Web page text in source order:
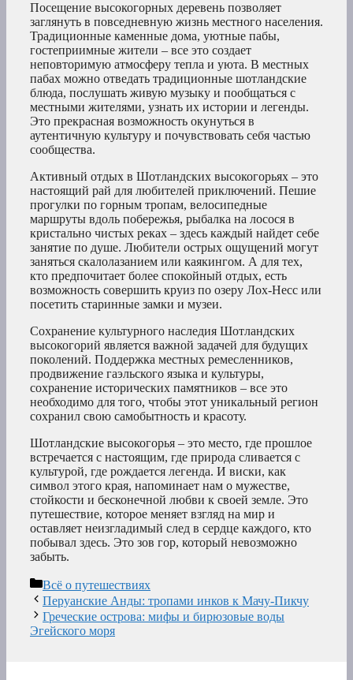
Посещение высокогорных деревень позволяет
заглянуть в повседневную жизнь местного населения.
Традиционные каменные дома, уютные пабы,
гостеприимные жители – все это создает
неповторимую атмосферу тепла и уюта. В местных
пабах можно отведать традиционные шотландские
блюда, послушать живую музыку и пообщаться с
местными жителями, узнать их истории и легенды.
Это прекрасная возможность окунуться в
аутентичную культуру и почувствовать себя частью
сообщества.
Активный отдых в Шотландских высокогорьях – это
настоящий рай для любителей приключений. Пешие
прогулки по горным тропам, велосипедные
маршруты вдоль побережья, рыбалка на лосося в
кристально чистых реках – здесь каждый найдет себе
занятие по душе. Любители острых ощущений могут
заняться скалолазанием или каякингом. А для тех,
кто предпочитает более спокойный отдых, есть
возможность совершить круиз по озеру Лох-Несс или
посетить старинные замки и музеи.
Сохранение культурного наследия Шотландских
высокогорий является важной задачей для будущих
поколений. Поддержка местных ремесленников,
продвижение гаэльского языка и культуры,
сохранение исторических памятников – все это
необходимо для того, чтобы этот уникальный регион
сохранил свою самобытность и красоту.
Шотландские высокогорья – это место, где прошлое
встречается с настоящим, где природа сливается с
культурой, где рождается легенда. И виски, как
символ этого края, напоминает нам о мужестве,
стойкости и бесконечной любви к своей земле. Это
путешествие, которое меняет взгляд на мир и
оставляет неизгладимый след в сердце каждого, кто
побывал здесь. Это зов гор, который невозможно
забыть.
Рубрики
Всё о путешествиях
Перуанские Анды: тропами инков к Мачу-Пикчу
Греческие острова: мифы и бирюзовые воды
Эгейского моря